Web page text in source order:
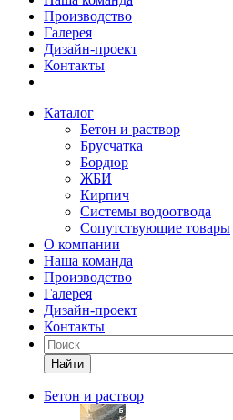
Производство
Галерея
Дизайн-проект
Контакты
Каталог
Бетон и раствор
Брусчатка
Бордюр
ЖБИ
Кирпич
Системы водоотвода
Сопутствующие товары
О компании
Наша команда
Производство
Галерея
Дизайн-проект
Контакты
Найти
Бетон и раствор